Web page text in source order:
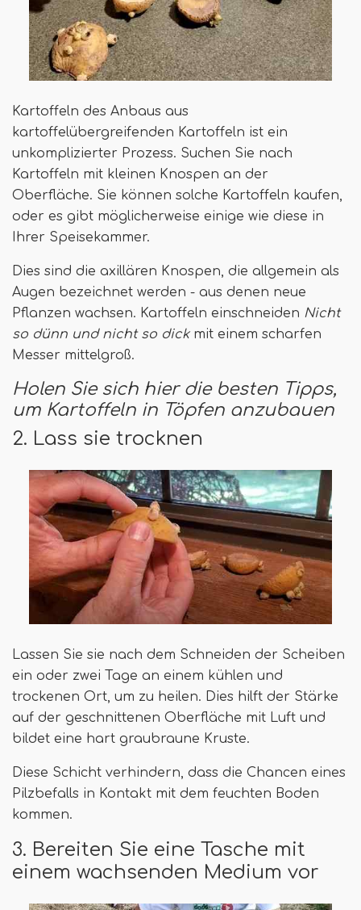
Kartoffeln des Anbaus aus
kartoffelübergreifenden Kartoffeln ist ein
unkomplizierter Prozess. Suchen Sie nach
Kartoffeln mit kleinen Knospen an der
Oberfläche. Sie können solche Kartoffeln kaufen,
oder es gibt möglicherweise einige wie diese in
Ihrer Speisekammer.
Dies sind die axillären Knospen, die allgemein als
Augen bezeichnet werden - aus denen neue
Pflanzen wachsen. Kartoffeln einschneiden Nicht
so dünn und nicht so dickmit einem scharfen
Messer mittelgroß.
Holen Sie sich hier die besten Tipps,
um Kartoffeln in Töpfen anzubauen
2. Lass sie trocknen
Lassen Sie sie nach dem Schneiden der Scheiben
ein oder zwei Tage an einem kühlen und
trockenen Ort, um zu heilen. Dies hilft der Stärke
auf der geschnittenen Oberfläche mit Luft und
bildet eine hart graubraune Kruste.
Diese Schicht verhindern, dass die Chancen eines
Pilzbefalls in Kontakt mit dem feuchten Boden
kommen.
3. Bereiten Sie eine Tasche mit
einem wachsenden Medium vor